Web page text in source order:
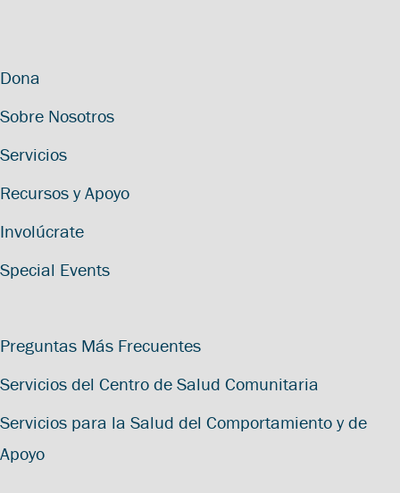
Dona
Sobre Nosotros
Servicios
Recursos y Apoyo
Involúcrate
Special Events
Preguntas Más Frecuentes
Servicios del Centro de Salud Comunitaria
Servicios para la Salud del Comportamiento y de
Apoyo